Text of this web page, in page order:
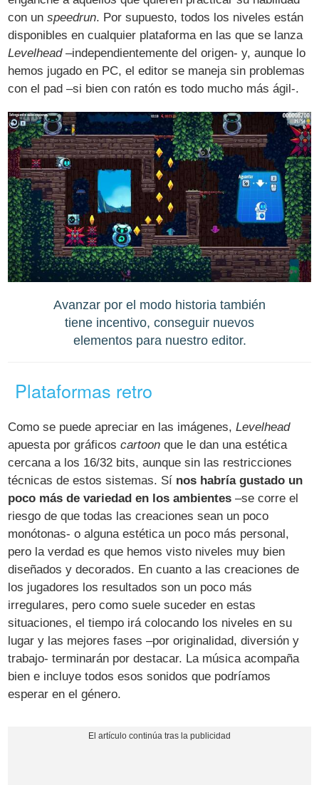
con unspeedrun. Por supuesto, todos los niveles están
disponibles en cualquier plataforma en las que se lanza
Levelhead–independientemente del origen- y, aunque lo
hemos jugado en PC, el editor se maneja sin problemas
con el pad –si bien con ratón es todo mucho más ágil-.
Avanzar por el modo historia también
tiene incentivo, conseguir nuevos
elementos para nuestro editor.
Plataformas retro
Como se puede apreciar en las imágenes,Levelhead
apuesta por gráficoscartoon que le dan una estética
cercana a los 16/32 bits, aunque sin las restricciones
técnicas de estos sistemas. Sí nos habría gustado un
poco más de variedad en los ambientes –se corre el
riesgo de que todas las creaciones sean un poco
monótonas- o alguna estética un poco más personal,
pero la verdad es que hemos visto niveles muy bien
diseñados y decorados. En cuanto a las creaciones de
los jugadores los resultados son un poco más
irregulares, pero como suele suceder en estas
situaciones, el tiempo irá colocando los niveles en su
lugar y las mejores fases –por originalidad, diversión y
trabajo- terminarán por destacar. La música acompaña
bien e incluye todos esos sonidos que podríamos
esperar en el género.